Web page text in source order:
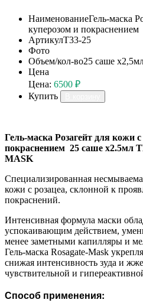
НаименованиеГель-маска
куперозом и покраснением
АртикулT33-25
Фото
Объем/кол-во25 саше
Цена
Цена: 6500 ₽
Купить
Гель-маска Розагейт для кожи
покраснением 25 саше х2.5мл
MASK
Специализированная
кожи с розацеа, склонной к
покраснений.
Интенсивная формула маски
успокаивающим действием,
менее заметными капилляры и
Гель-маска Rosagate-Mask
снижая интенсивность зуда и
чувствительной и
Способ применения: